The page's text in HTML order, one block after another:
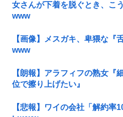
女さんが下着を脱ぐとき、こ
www
【画像】メスガキ、卑猥な『
www
【朗報】アラフィフの熟女『
位で擦り上げたい』
【悲報】ワイの会社「解約率